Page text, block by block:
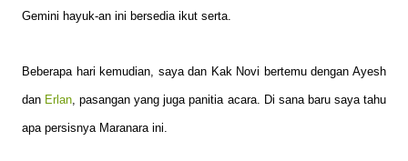
Gemini hayuk-an ini bersedia ikut serta.
Beberapa hari kemudian, saya dan Kak Novi bertemu dengan Ayesh
dan Erlan, pasangan yang juga panitia acara. Di sana baru saya tahu
apa persisnya Maranara ini.